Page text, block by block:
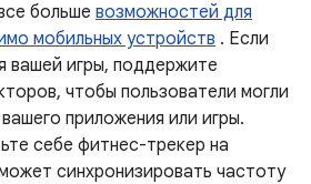
больше возможностей для
мобильных устройств . Если
вашей игры, поддержите
чтобы пользователи могли
приложения или игры.
себе фитнес-трекер на
синхронизировать частоту